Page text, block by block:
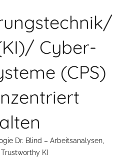
Cyber-
(CPS)
Dr. Blind – Arbeitsanalysen,
KI